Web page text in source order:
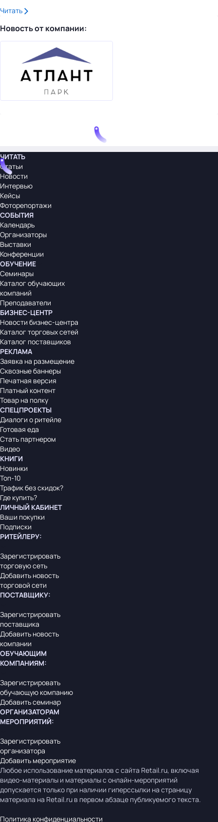
Читать
Новость от компании:
ЧИТАТЬ
Статьи
Новости
Интервью
Кейсы
Фоторепортажи
СОБЫТИЯ
Календарь
Организаторы
Выставки
Конференции
ОБУЧЕНИЕ
Семинары
Каталог обучающих
компаний
Преподаватели
БИЗНЕС-ЦЕНТР
Новости бизнес-центра
Каталог торговых сетей
Каталог поставщиков
РЕКЛАМА
Заявка на размещение
Сквозные баннеры
Печатная версия
Платный контент
Товар на полку
СПЕЦПРОЕКТЫ
Диалоги о ритейле
Готовая еда
Стать партнером
Видео
КНИГИ
Новинки
Топ-10
Трафик без скидок?
Где купить?
ЛИЧНЫЙ КАБИНЕТ
Ваши покупки
Подписки
РИТЕЙЛЕРУ:
Зарегистрировать
торговую сеть
Добавить новость
торговой сети
ПОСТАВЩИКУ:
Зарегистрировать
поставщика
Добавить новость
компании
ОБУЧАЮЩИМ
КОМПАНИЯМ:
Зарегистрировать
обучающую компанию
Добавить семинар
ОРГАНИЗАТОРАМ
МЕРОПРИЯТИЙ:
Зарегистрировать
организатора
Добавить мероприятие
Любое использование материалов с сайта Retail.ru, включая
видео-материалы и материалы с онлайн-мероприятий
допускается только при наличии гиперссылки на страницу
материала на Retail.ru в первом абзаце публикуемого текста.
Политика конфиденциальности